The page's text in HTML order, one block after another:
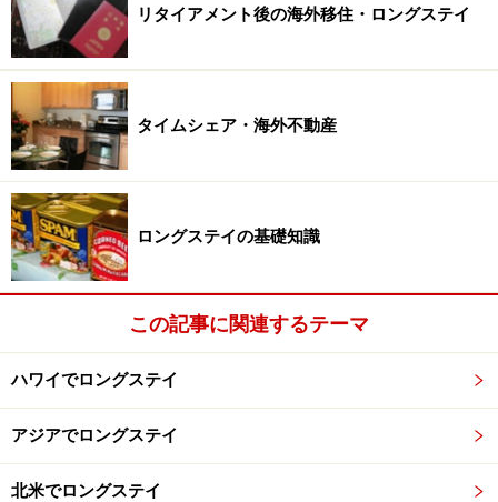
リタイアメント後の海外移住・ロングステイ
タイムシェア・海外不動産
ロングステイの基礎知識
この記事に関連するテーマ
ハワイでロングステイ
アジアでロングステイ
北米でロングステイ